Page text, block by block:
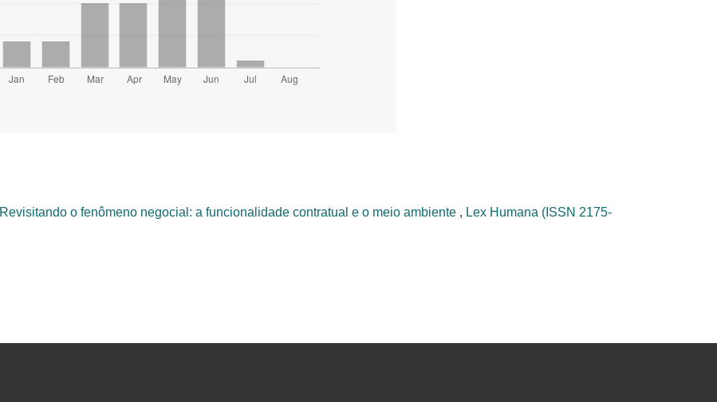
Revisitando o fenômeno negocial: a funcionalidade contratual e o meio ambiente , Lex Humana (ISSN 2175-